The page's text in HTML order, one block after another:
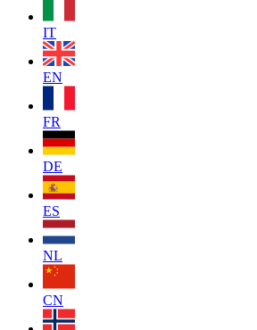
IT
EN
FR
DE
ES
NL
CN